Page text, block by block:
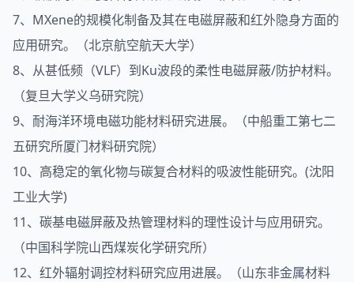
7、MXene的规模化制备及其在电磁屏蔽和红外隐身方面的
应用研究。（北京航空航天大学）
8、从甚低频（VLF）到Ku波段的柔性电磁屏蔽/防护材料。
（复旦大学义乌研究院）
9、耐海洋环境电磁功能材料研究进展。（中船重工第七二
五研究所厦门材料研究院）
10、高稳定的氧化物与碳复合材料的吸波性能研究。(沈阳
工业大学)
11、碳基电磁屏蔽及热管理材料的理性设计与应用研究。
（中国科学院山西煤炭化学研究所）
12、红外辐射调控材料研究应用进展。（山东非金属材料